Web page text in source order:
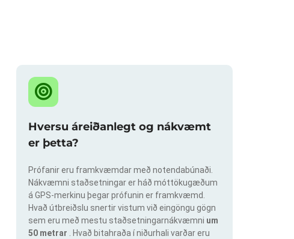
Hversu áreiðanlegt og nákvæmt
er þetta?
Prófanir eru framkvæmdar með notendabúnaði.
Nákvæmni staðsetningar er háð móttökugæðum
á GPS-merkinu þegar prófunin er framkvæmd.
Hvað útbreiðslu snertir vistum við eingöngu gögn
sem eru með mestu staðsetningarnákvæmni um
50 metrar
. Hvað bitahraða í niðurhali varðar eru